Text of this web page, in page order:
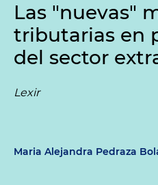
Las "nuevas"
tributarias en
del sector
Lexir
Maria Alejandra Pedraza